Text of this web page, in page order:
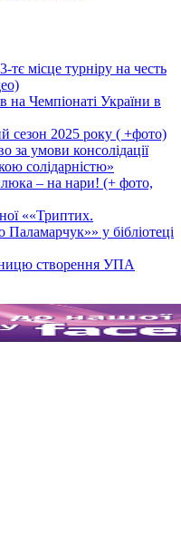
місце турніру на честь
на Чемпіонаті України в
сезон 2025 року ( +фото)
за умови консолідації
солідарністю»
– на нари! (+ фото,
««Триптих.
у бібліотеці
створення УПА